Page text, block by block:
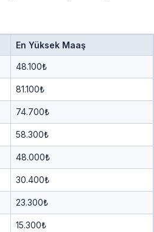
En Yüksek Maaş
48.100₺
81.100₺
74.700₺
58.300₺
48.000₺
30.400₺
23.300₺
15.300₺